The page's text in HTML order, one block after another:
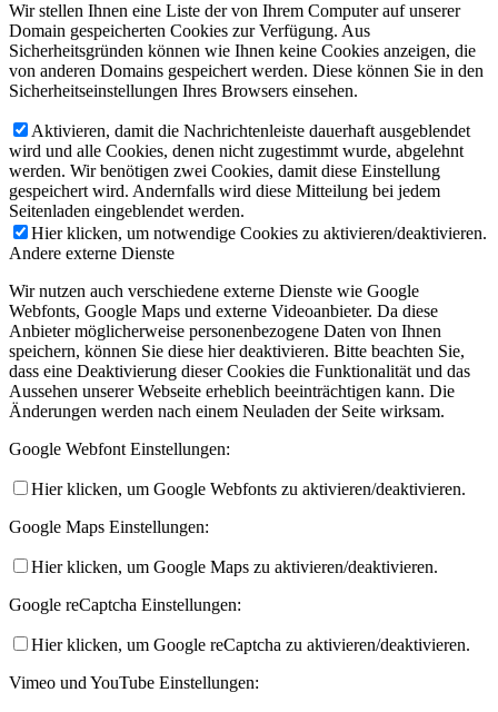
Wir stellen Ihnen eine Liste der von Ihrem Computer auf unserer
Domain gespeicherten Cookies zur Verfügung. Aus
Sicherheitsgründen können wie Ihnen keine Cookies anzeigen, die
von anderen Domains gespeichert werden. Diese können Sie in den
Sicherheitseinstellungen Ihres Browsers einsehen.
Aktivieren, damit die Nachrichtenleiste dauerhaft ausgeblendet
wird und alle Cookies, denen nicht zugestimmt wurde, abgelehnt
werden. Wir benötigen zwei Cookies, damit diese Einstellung
gespeichert wird. Andernfalls wird diese Mitteilung bei jedem
Seitenladen eingeblendet werden.
Hier klicken, um notwendige Cookies zu aktivieren/deaktivieren.
Andere externe Dienste
Wir nutzen auch verschiedene externe Dienste wie Google
Webfonts, Google Maps und externe Videoanbieter. Da diese
Anbieter möglicherweise personenbezogene Daten von Ihnen
speichern, können Sie diese hier deaktivieren. Bitte beachten Sie,
dass eine Deaktivierung dieser Cookies die Funktionalität und das
Aussehen unserer Webseite erheblich beeinträchtigen kann. Die
Änderungen werden nach einem Neuladen der Seite wirksam.
Google Webfont Einstellungen:
Hier klicken, um Google Webfonts zu aktivieren/deaktivieren.
Google Maps Einstellungen:
Hier klicken, um Google Maps zu aktivieren/deaktivieren.
Google reCaptcha Einstellungen:
Hier klicken, um Google reCaptcha zu aktivieren/deaktivieren.
Vimeo und YouTube Einstellungen: